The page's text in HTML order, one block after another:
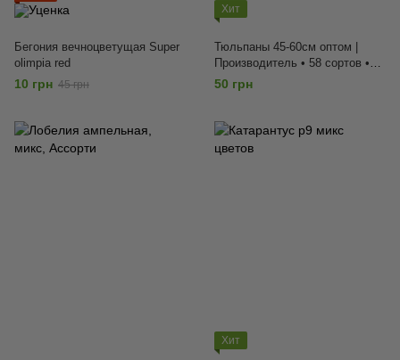
Бегония вечноцветущая Super
olimpia red
10 грн 45 грн
Хит
Тюльпаны 45-60см оптом |
Производитель • 58 сортов •
Садовый центр | цена от 2000
шт, Ассорти
50 грн
Хит